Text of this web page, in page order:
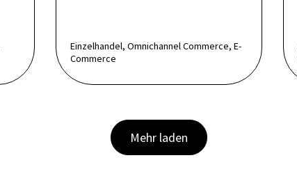
Einzelhandel, Omnichannel Commerce, E-
Commerce
Mehr laden